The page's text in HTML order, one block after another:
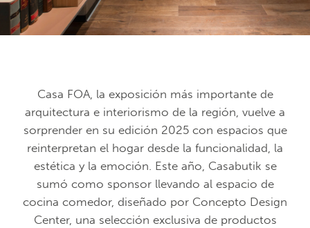
Casa FOA, la exposición más importante de
arquitectura e interiorismo de la región, vuelve a
sorprender en su edición 2025 con espacios que
reinterpretan el hogar desde la funcionalidad, la
estética y la emoción. Este año, Casabutik se
sumó como sponsor llevando al espacio de
cocina comedor, diseñado por Concepto Design
Center, una selección exclusiva de productos